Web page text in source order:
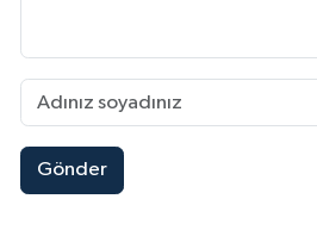
Gönder